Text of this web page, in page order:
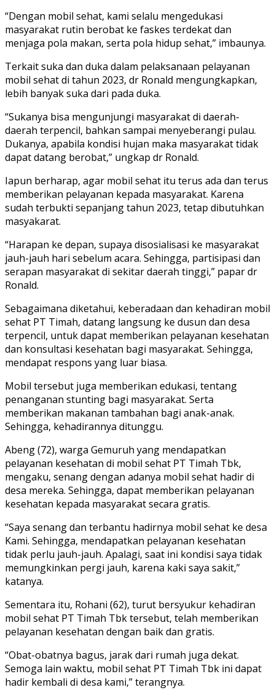
“Dengan mobil sehat, kami selalu mengedukasi
masyarakat rutin berobat ke faskes terdekat dan
menjaga pola makan, serta pola hidup sehat,” imbaunya.
Terkait suka dan duka dalam pelaksanaan pelayanan
mobil sehat di tahun 2023, dr Ronald mengungkapkan,
lebih banyak suka dari pada duka.
“Sukanya bisa mengunjungi masyarakat di daerah-
daerah terpencil, bahkan sampai menyeberangi pulau.
Dukanya, apabila kondisi hujan maka masyarakat tidak
dapat datang berobat,” ungkap dr Ronald.
Iapun berharap, agar mobil sehat itu terus ada dan terus
memberikan pelayanan kepada masyarakat. Karena
sudah terbukti sepanjang tahun 2023, tetap dibutuhkan
masyakarat.
“Harapan ke depan, supaya disosialisasi ke masyarakat
jauh-jauh hari sebelum acara. Sehingga, partisipasi dan
serapan masyarakat di sekitar daerah tinggi,” papar dr
Ronald.
Sebagaimana diketahui, keberadaan dan kehadiran mobil
sehat PT Timah, datang langsung ke dusun dan desa
terpencil, untuk dapat memberikan pelayanan kesehatan
dan konsultasi kesehatan bagi masyarakat. Sehingga,
mendapat respons yang luar biasa.
Mobil tersebut juga memberikan edukasi, tentang
penanganan stunting bagi masyarakat. Serta
memberikan makanan tambahan bagi anak-anak.
Sehingga, kehadirannya ditunggu.
Abeng (72), warga Gemuruh yang mendapatkan
pelayanan kesehatan di mobil sehat PT Timah Tbk,
mengaku, senang dengan adanya mobil sehat hadir di
desa mereka. Sehingga, dapat memberikan pelayanan
kesehatan kepada masyarakat secara gratis.
“Saya senang dan terbantu hadirnya mobil sehat ke desa
Kami. Sehingga, mendapatkan pelayanan kesehatan
tidak perlu jauh-jauh. Apalagi, saat ini kondisi saya tidak
memungkinkan pergi jauh, karena kaki saya sakit,”
katanya.
Sementara itu, Rohani (62), turut bersyukur kehadiran
mobil sehat PT Timah Tbk tersebut, telah memberikan
pelayanan kesehatan dengan baik dan gratis.
“Obat-obatnya bagus, jarak dari rumah juga dekat.
Semoga lain waktu, mobil sehat PT Timah Tbk ini dapat
hadir kembali di desa kami,” terangnya.